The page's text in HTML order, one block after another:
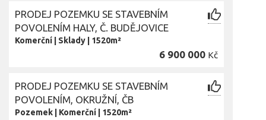
Cena
PRODEJ POZEMKU SE STAVEBNÍM
POVOLENÍM HALY, Č. BUDĚJOVICE
Komerční Sklady 1520m²
6 900 000 Kč
PRODEJ POZEMKU SE STAVEBNÍM
POVOLENÍM, OKRUŽNÍ, ČB
Pozemek Komerční 1520m²